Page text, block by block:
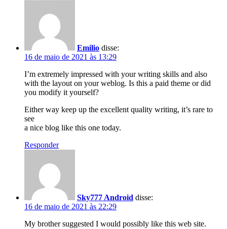
Emilio disse:
16 de maio de 2021 às 13:29
I’m extremely impressed with your writing skills and also
with the layout on your weblog. Is this a paid theme or did
you modify it yourself?
Either way keep up the excellent quality writing, it’s rare to
see
a nice blog like this one today.
Responder
Sky777 Android disse:
16 de maio de 2021 às 22:29
My brother suggested I would possibly like this web site.